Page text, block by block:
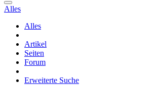
Alles
Alles
Artikel
Seiten
Forum
Erweiterte Suche